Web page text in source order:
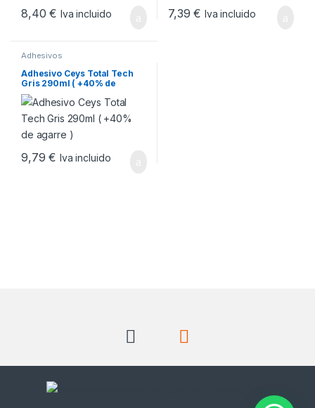
8,40€ Iva incluido 7,39€ Iva incluido
Adhesivos
Adhesivo Ceys Total Tech
Gris 290ml ( +40% de
agarre )
9,79€ Iva incluido